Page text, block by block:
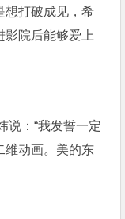
想打破成见，希
影院后能够爱上
说：“我发誓一定
维动画。美的东